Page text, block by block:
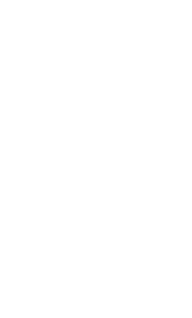
массовое производство, которое не
изменение формы спроса на